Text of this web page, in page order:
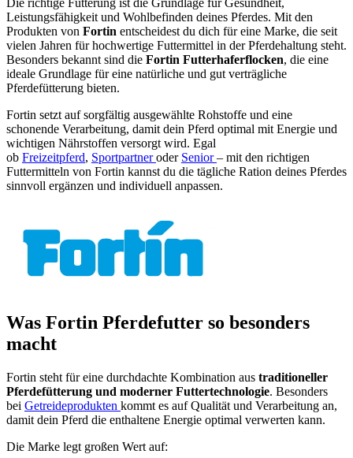
Leistungsfähigkeit und Wohlbefinden deines Pferdes. Mit den
Produkten von Fortin entscheidest du dich für eine Marke, die seit
vielen Jahren für hochwertige Futtermittel in der Pferdehaltung steht.
Besonders bekannt sind die Fortin Futterhaferflocken, die eine
ideale Grundlage für eine natürliche und gut verträgliche
Pferdefütterung bieten.
Fortin setzt auf sorgfältig ausgewählte Rohstoffe und eine
schonende Verarbeitung, damit dein Pferd optimal mit Energie und
wichtigen Nährstoffen versorgt wird. Egal
ob Freizeitpferd, Sportpartneroder Senior– mit den richtigen
Futtermitteln von Fortin kannst du die tägliche Ration deines Pferdes
sinnvoll ergänzen und individuell anpassen.
Was Fortin Pferdefutter so besonders
macht
Fortin steht für eine durchdachte Kombination aus traditioneller
Pferdefütterung und moderner Futtertechnologie. Besonders
bei Getreideprodukten kommt es auf Qualität und Verarbeitung an,
damit dein Pferd die enthaltene Energie optimal verwerten kann.
Die Marke legt großen Wert auf: